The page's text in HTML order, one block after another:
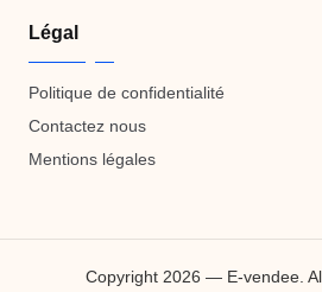
Légal
Politique de confidentialité
Contactez nous
Mentions légales
Copyright 2026 — E-vendee.